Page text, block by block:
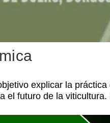
explicar la
futuro de la